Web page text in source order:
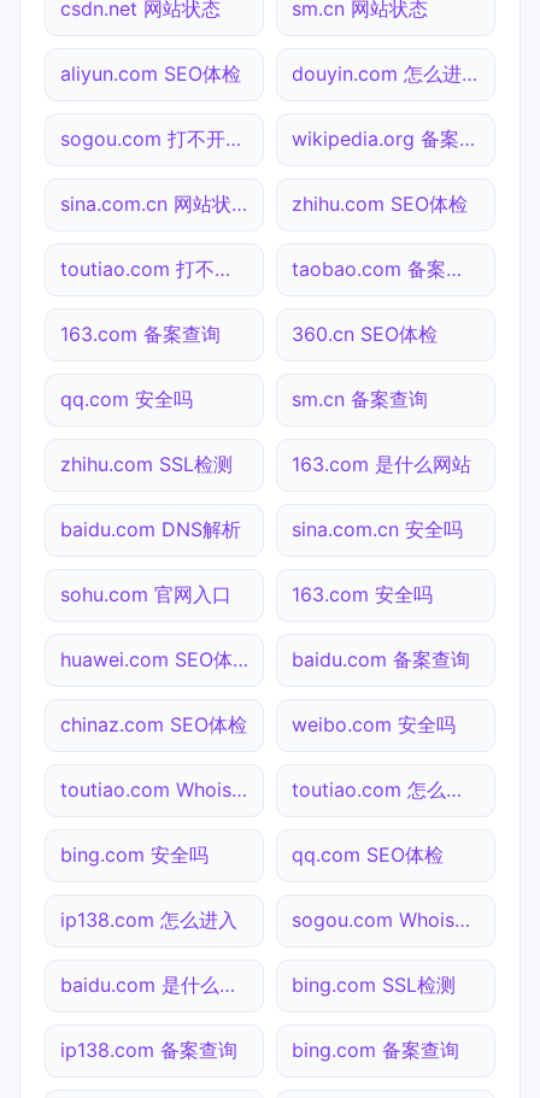
csdn.net 网站状态 sm.cn 网站状态
aliyun.com SEO体检 douyin.com 怎么进入
sogou.com 打不开检测 wikipedia.org 备案查询
sina.com.cn 网站状态 zhihu.com SEO体检
toutiao.com 打不开检测 taobao.com 备案查询
163.com 备案查询 360.cn SEO体检
qq.com 安全吗 sm.cn 备案查询
zhihu.com SSL检测 163.com 是什么网站
baidu.com DNS解析 sina.com.cn 安全吗
sohu.com 官网入口 163.com 安全吗
huawei.com SEO体检 baidu.com 备案查询
chinaz.com SEO体检 weibo.com 安全吗
toutiao.com Whois查询 toutiao.com 怎么进入
bing.com 安全吗 qq.com SEO体检
ip138.com 怎么进入 sogou.com Whois查询
baidu.com 是什么网站 bing.com SSL检测
ip138.com 备案查询 bing.com 备案查询